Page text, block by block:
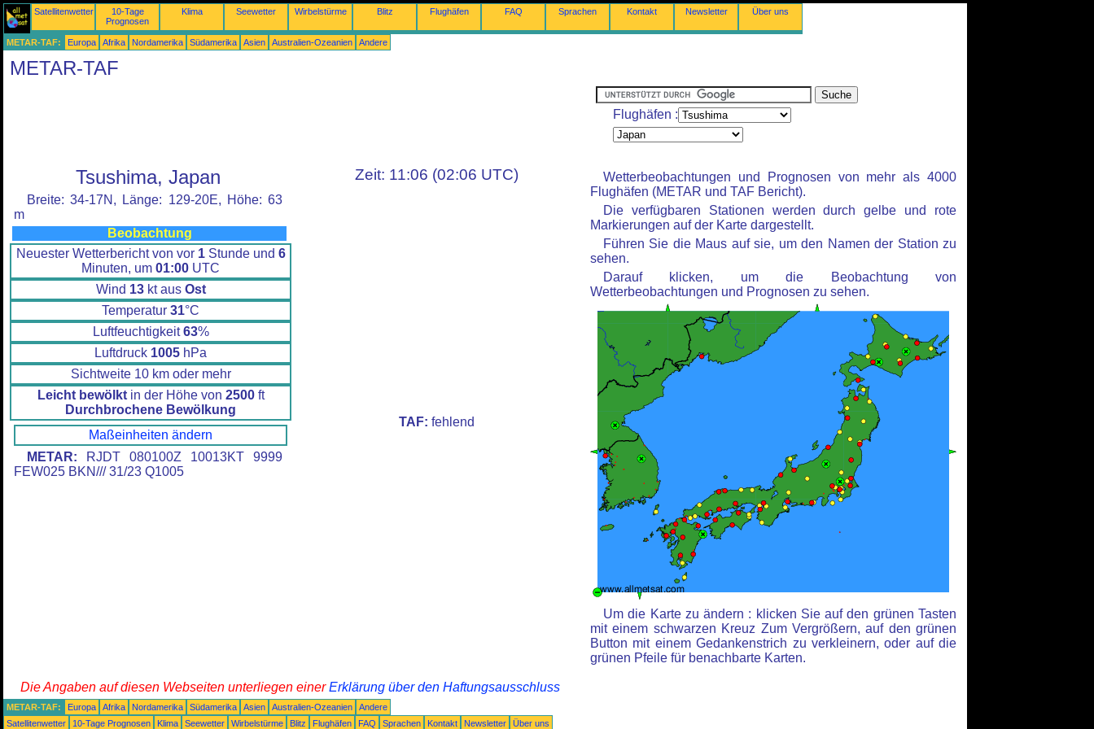
Satellitenwetter
10-Tage
Prognosen
Klima Seewetter Wirbelstürme Blitz Flughäfen FAQ Sprachen Kontakt Newsletter Über uns
METAR-TAF: Europa Afrika Nordamerika Südamerika Asien Australien-Ozeanien Andere
METAR-TAF
Flughäfen :
Tsushima, Japan
Breite: 34-17N, Länge: 129-20E, Höhe: 63
m
Beobachtung
Neuester Wetterbericht von vor 1Stunde und 6
Minuten, um 01:00 UTC
Wind 13kt aus Ost
Temperatur 31°C
Luftfeuchtigkeit63%
Luftdruck 1005 hPa
Sichtweite 10 km oder mehr
Leicht bewölktin der Höhe von 2500ft
Durchbrochene Bewölkung
Maßeinheiten ändern
METAR: RJDT 080100Z 10013KT 9999
FEW025 BKN/// 31/23 Q1005
Zeit: 11:06 (02:06 UTC)
TAF: fehlend
Wetterbeobachtungen und Prognosen von mehr als 4000
Flughäfen (METAR und TAF Bericht).
Die verfügbaren Stationen werden durch gelbe und rote
Markierungen auf der Karte dargestellt.
Führen Sie die Maus auf sie, um den Namen der Station zu
sehen.
Darauf klicken, um die Beobachtung von
Wetterbeobachtungen und Prognosen zu sehen.
Um die Karte zu ändern : klicken Sie auf den grünen Tasten
mit einem schwarzen Kreuz Zum Vergrößern, auf den grünen
Button mit einem Gedankenstrich zu verkleinern, oder auf die
grünen Pfeile für benachbarte Karten.
Die Angaben auf diesen Webseiten unterliegen einerErklärung über den Haftungsausschluss
METAR-TAF: Europa Afrika Nordamerika Südamerika Asien Australien-Ozeanien
Andere
Satellitenwetter
10-Tage Prognosen Klima Seewetter Wirbelstürme Blitz Flughäfen FAQ Sprachen Kontakt Newsletter Über uns